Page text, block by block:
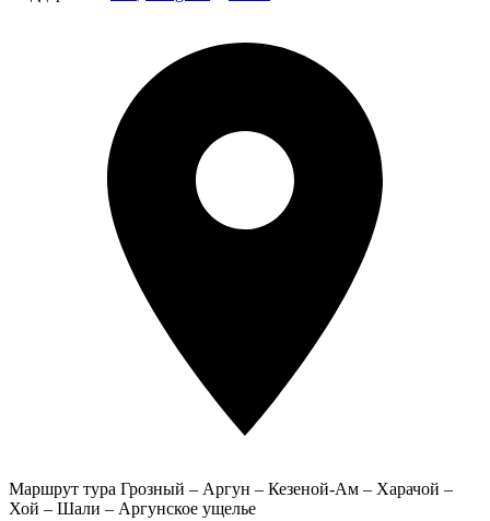
Маршрут тура Грозный – Аргун – Кезеной-Ам – Харачой –
Хой – Шали – Аргунское ущелье